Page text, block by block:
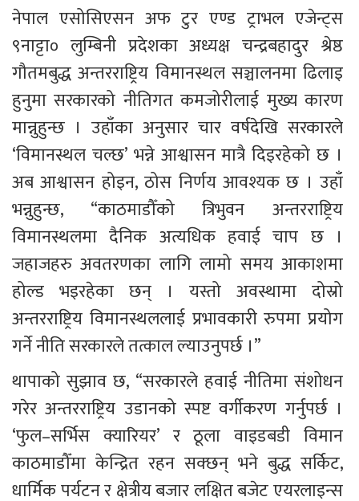
नेपाल एसोसिएसन अफ टुर एण्ड ट्राभल एजेन्ट्स
९नाट्टा० लुम्बिनी प्रदेशका अध्यक्ष चन्द्रबहादुर श्रेष्ठ
गौतमबुद्ध अन्तरराष्ट्रिय विमानस्थल सञ्चालनमा ढिलाइ
हुनुमा सरकारको नीतिगत कमजोरीलाई मुख्य कारण
मान्नुहुन्छ । उहाँका अनुसार चार वर्षदेखि सरकारले
‘विमानस्थल चल्छ’ भन्ने आश्वासन मात्रै दिइरहेको छ ।
अब आश्वासन होइन, ठोस निर्णय आवश्यक छ । उहाँ
भन्नुहुन्छ, “काठमाडौँको त्रिभुवन अन्तरराष्ट्रिय
विमानस्थलमा दैनिक अत्यधिक हवाई चाप छ ।
जहाजहरु अवतरणका लागि लामो समय आकाशमा
होल्ड भइरहेका छन् । यस्तो अवस्थामा दोस्रो
अन्तरराष्ट्रिय विमानस्थललाई प्रभावकारी रुपमा प्रयोग
गर्ने नीति सरकारले तत्काल ल्याउनुपर्छ ।”
थापाको सुझाव छ, “सरकारले हवाई नीतिमा संशोधन
गरेर अन्तरराष्ट्रिय उडानको स्पष्ट वर्गीकरण गर्नुपर्छ ।
‘फुल–सर्भिस क्यारियर’ र ठूला वाइडबडी विमान
काठमाडौँमा केन्द्रित रहन सक्छन् भने बुद्ध सर्किट,
धार्मिक पर्यटन र क्षेत्रीय बजार लक्षित बजेट एयरलाइन्स